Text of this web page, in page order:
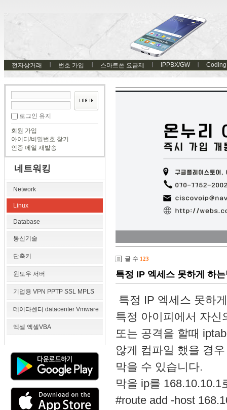
전자상거래 번호 가입 스마트폰 요금제 IPPBX/GW Coding
로그인 유지
회원 가입
아이디/비밀번호 찾기
인증 메일 재발송
네트워킹
Network
Linux
Database
통신기술
단축키
윈도우 서버
기업용 VPN PPTP SSL MPLS
데이타센터 datacenter Vmware
엑셀 엑셀VBA
글 수 123
특정 IP 엑세스 못하게 하
특정 IP 엑세스 못하
특정 아이피에서 자신
또는 공격을 할때
않게 컴파일 했을 경
막을 수 있습니다.
막을 ip를 168.10.10.1
#route add -host